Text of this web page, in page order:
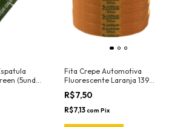
(5und)
Fita Crepe Automotiva
Fluorescente Laranja 139
18mmX30mt Nastro
R$7,50
R$7,13com Pix